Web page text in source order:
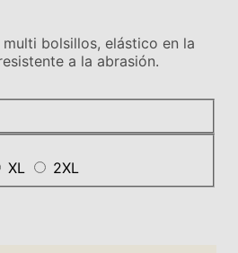
bolsillos, elástico en la
a la abrasión.
XL 2XL